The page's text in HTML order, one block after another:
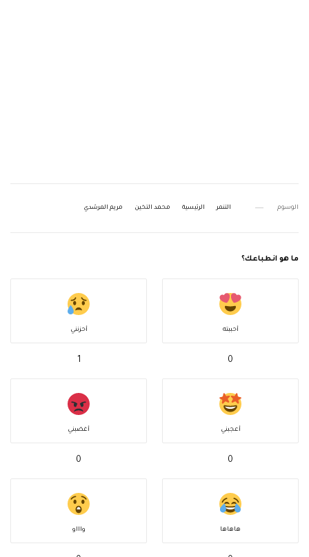
الوسوم التنمر الرئيسية محمد التخين مريم المرشدي
ما هو انطباعك؟
أحببته
0
أحزنني
1
أعجبني
0
أغضبني
0
هاهاها واااو